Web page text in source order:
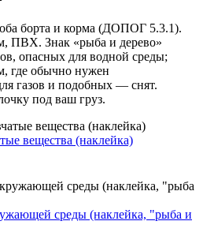
борта и корма (ДОПОГ 5.3.1).
ПВХ. Знак «рыба и дерево»
опасных для водной среды;
где обычно нужен
газов и подобных — снят.
под ваш груз.
вещества (наклейка)
среды (наклейка, "рыба и